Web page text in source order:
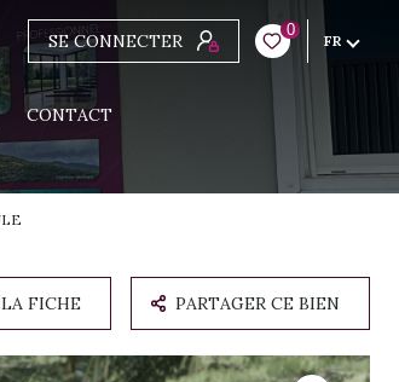
SE CONNECTER
0
FR
CONTACT
FICHE PARTAGER CE BIEN